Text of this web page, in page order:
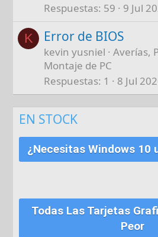
Respuestas 59 9 Jul
K Error de BIOS
kevin yusniel
Averías,
Montaje de PC
Respuestas 1 8 Jul
EN STOCK
¿Necesitas Windows 10
Todas Las Tarjetas
Peor